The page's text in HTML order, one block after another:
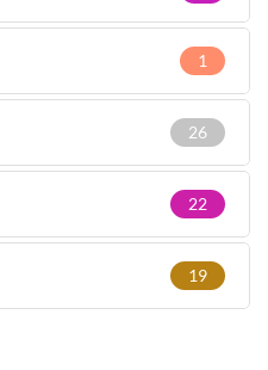
1
26
22
19